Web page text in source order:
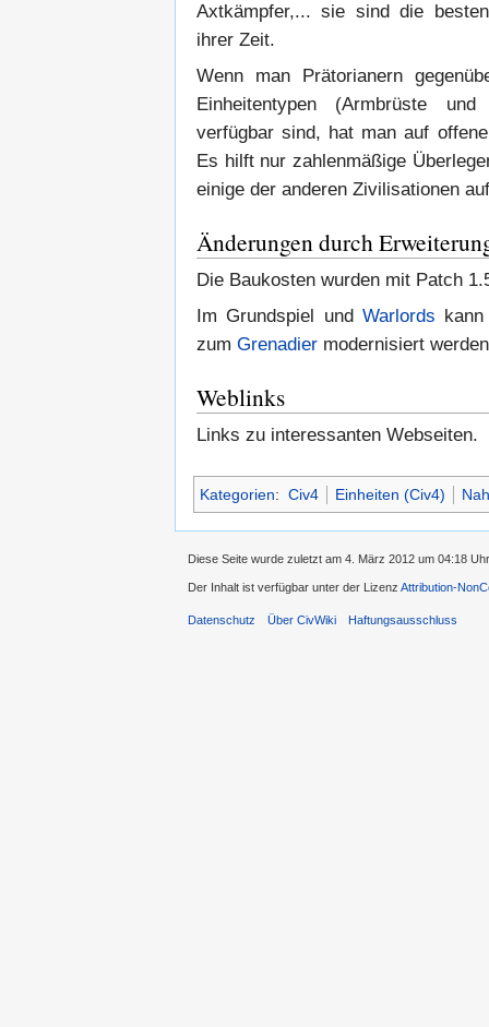
Axtkämpfer,... sie sind die
ihrer Zeit.
Wenn man Prätorianern
Einheitentypen (Armbrüste
verfügbar sind, hat man auf
Es hilft nur zahlenmäßige
einige der anderen Zivilisationen
Änderungen durch
Die Baukosten wurden mit Patch
Im Grundspiel und Warlords
zum Grenadier modernisiert
Weblinks
Links zu interessanten Webseiten.
Kategorien: Civ4 Einheiten (Civ4)
Diese Seite wurde zuletzt am 4. März 2012 um 04:18
Der Inhalt ist verfügbar unter der Lizenz Attribution-
Datenschutz Über CivWiki Haftungsausschluss